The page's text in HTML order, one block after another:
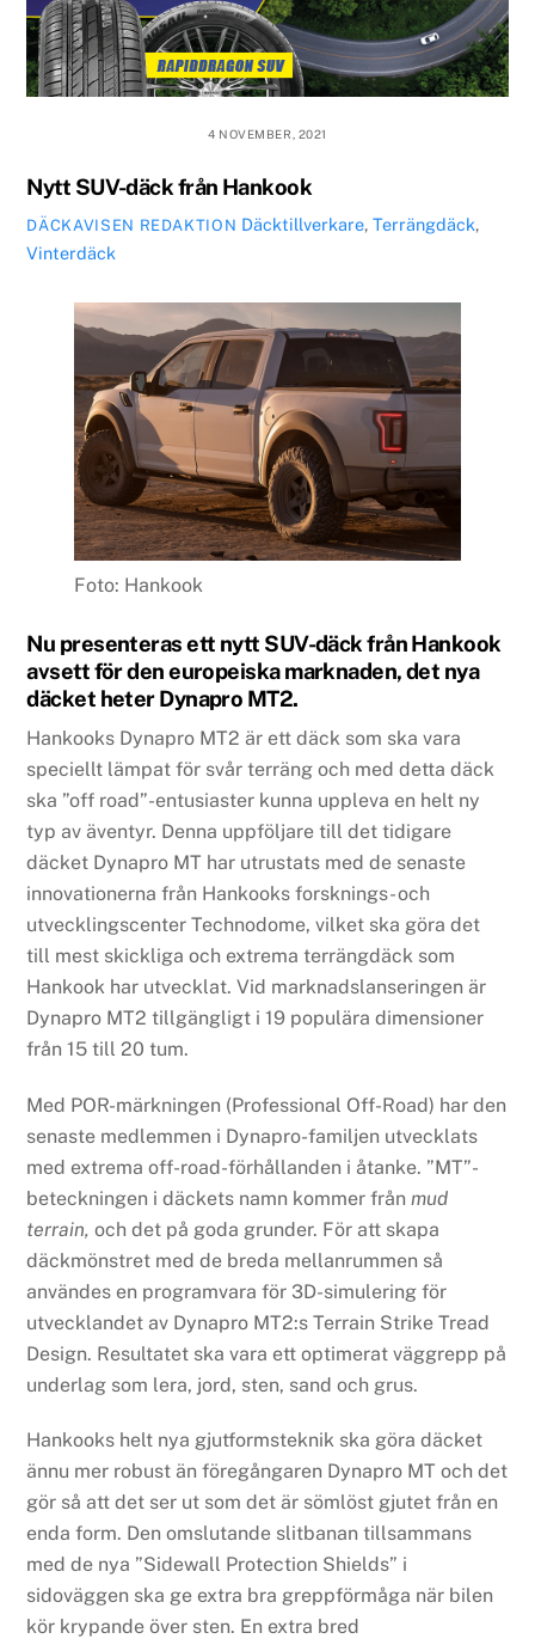
4 NOVEMBER, 2021
Nytt SUV-däck från Hankook
DÄCKAVISEN REDAKTION Däcktillverkare,Terrängdäck,
Vinterdäck
Foto: Hankook
Nu presenteras ett nytt SUV-däck från Hankook
avsett för den europeiska marknaden, det nya
däcket heter Dynapro MT2.
Hankooks Dynapro MT2 är ett däck som ska vara
speciellt lämpat för svår terräng och med detta däck
ska ”off road”-entusiaster kunna uppleva en helt ny
typ av äventyr. Denna uppföljare till det tidigare
däcket Dynapro MT har utrustats med de senaste
innovationerna från Hankooks forsknings- och
utvecklingscenter Technodome, vilket ska göra det
till mest skickliga och extrema terrängdäck som
Hankook har utvecklat. Vid marknadslanseringen är
Dynapro MT2 tillgängligt i 19 populära dimensioner
från 15 till 20 tum.
Med POR-märkningen (Professional Off-Road) har den
senaste medlemmen i Dynapro-familjen utvecklats
med extrema off-road-förhållanden i åtanke. ”MT”-
beteckningen i däckets namn kommer från mud
terrain,och det på goda grunder. För att skapa
däckmönstret med de breda mellanrummen så
användes en programvara för 3D-simulering för
utvecklandet av Dynapro MT2:s Terrain Strike Tread
Design. Resultatet ska vara ett optimerat väggrepp på
underlag som lera, jord, sten, sand och grus.
Hankooks helt nya gjutformsteknik ska göra däcket
ännu mer robust än föregångaren Dynapro MT och det
gör så att det ser ut som det är sömlöst gjutet från en
enda form. Den omslutande slitbanan tillsammans
med de nya ”Sidewall Protection Shields” i
sidoväggen ska ge extra bra greppförmåga när bilen
kör krypande över sten. En extra bred